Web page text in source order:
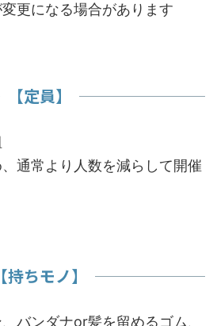
更になる場合があります
【定員】
通常より人数を減らして開催
【持ちモノ】
バンダナor髪を留めるゴム、